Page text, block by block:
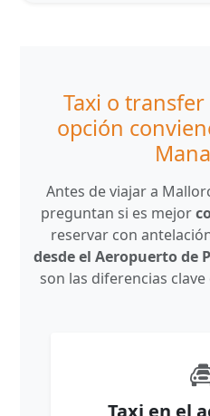
Taxi o
opción
Antes de viajar a
preguntan si es mejor
reservar con
desde el Aeropuerto de
son las diferencias
Taxi en el